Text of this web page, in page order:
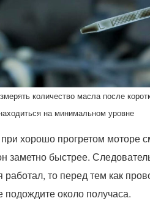
количество масла после
на минимальном уровне
хорошо прогретом моторе
заметно быстрее.
работал, то перед тем как
подождите около получаса.